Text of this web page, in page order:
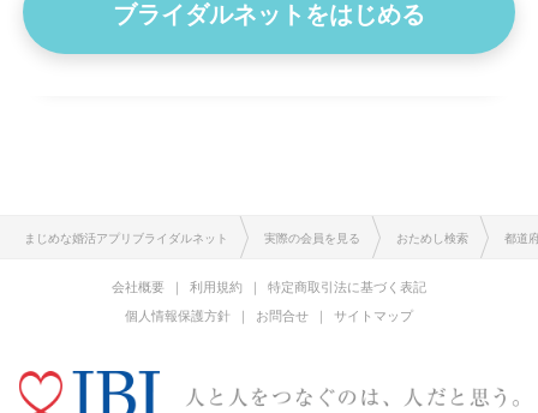
ブライダルネットをはじめる
まじめな婚活アプリブライダルネット 実際の会員を見る おためし検索 都道
会社概要 利用規約
特定商取引法に基づく表記
個人情報保護方針
お問合せ サイトマップ